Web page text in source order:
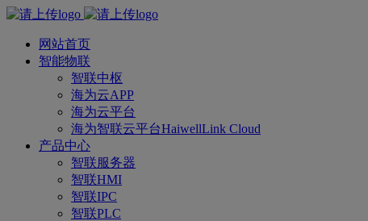
网站首页
智能物联
智联中枢
海为云APP
海为云平台
海为智联云平台HaiwellLink Cloud
产品中心
智联服务器
智联HMI
智联IPC
智联PLC